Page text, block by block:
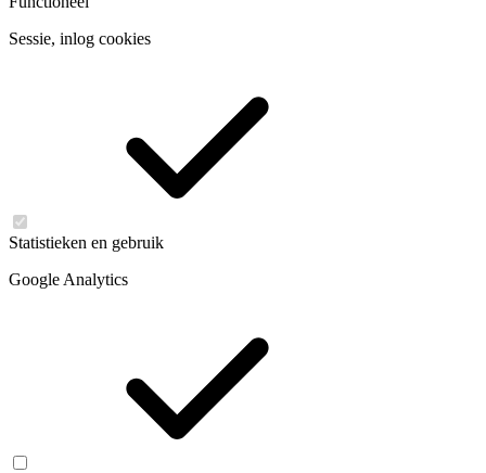
Sessie, inlog cookies
Statistieken en gebruik
Google Analytics